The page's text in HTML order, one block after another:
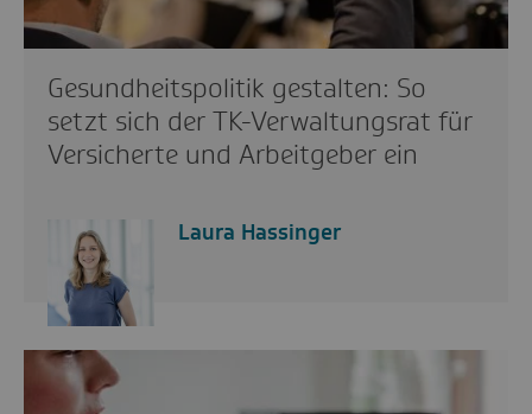
Gesundheitspolitik gestalten: So
setzt sich der TK-Verwaltungsrat für
Versicherte und Arbeitgeber ein
Laura Hassinger